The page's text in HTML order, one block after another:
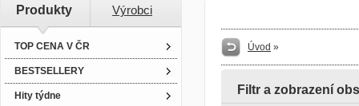
Produkty Výrobci
TOP CENA V ČR
BESTSELLERY
Hity týdne
Úvod »
Filtr a zobrazení